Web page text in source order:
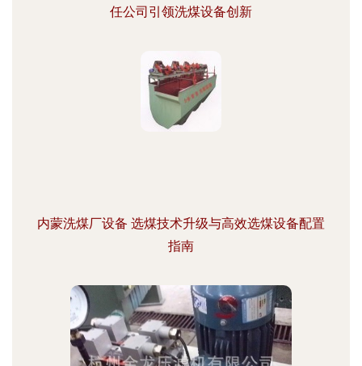
任公司引领洗煤设备创新
内蒙洗煤厂设备 选煤技术升级与高效选煤设备配置
指南